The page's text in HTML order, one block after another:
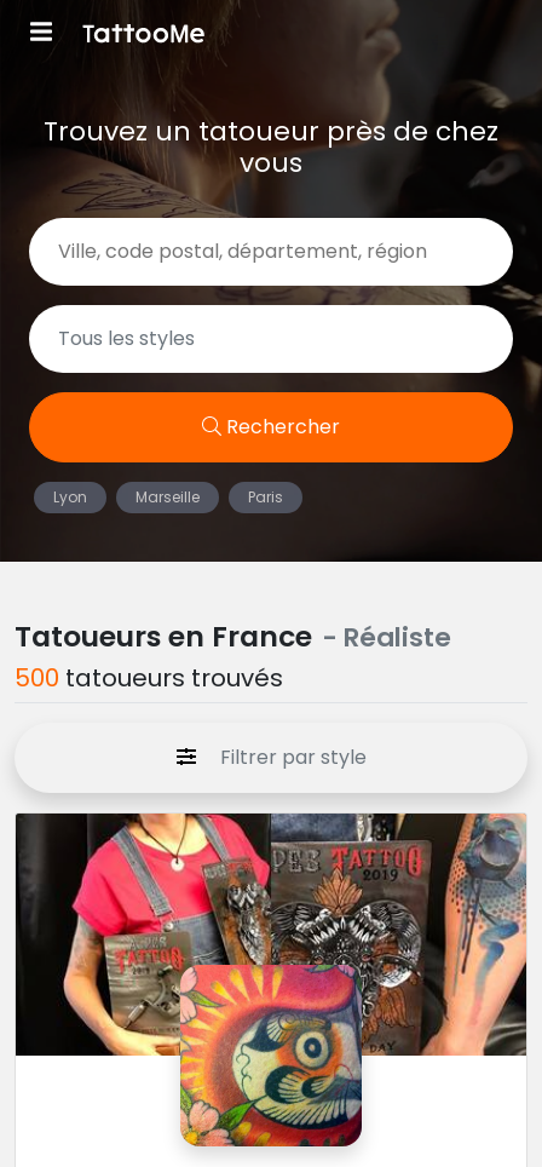
Trouvez un tatoueur près de chez
vous
Rechercher
Lyon Marseille Paris
Tatoueurs en France - Réaliste
500 tatoueurs trouvés
Filtrer par style